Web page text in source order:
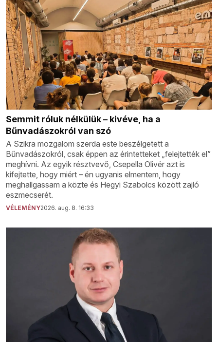
Semmit róluk nélkülük – kivéve, ha a
Bűnvadászokról van szó
A Szikra mozgalom szerda este beszélgetett a
Bűnvadászokról, csak éppen az érintetteket „felejtették el”
meghívni. Az egyik résztvevő, Csepella Olivér azt is
kifejtette, hogy miért – én ugyanis elmentem, hogy
meghallgassam a közte és Hegyi Szabolcs között zajló
eszmecserét.
VÉLEMÉNY2026. aug. 8. 16:33